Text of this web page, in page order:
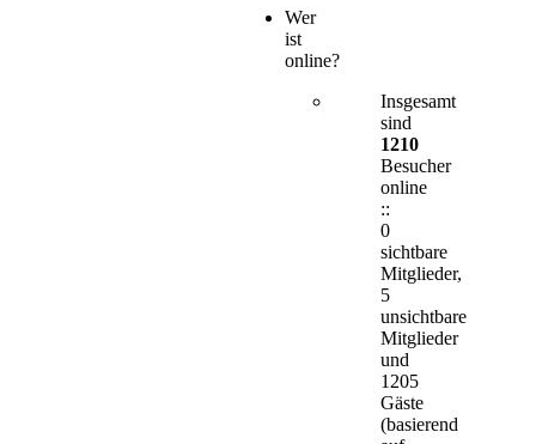
Wer
ist
online?
Insgesamt
sind
1210
Besucher
online
::
0
sichtbare
Mitglieder,
5
unsichtbare
Mitglieder
und
1205
Gäste
(basierend